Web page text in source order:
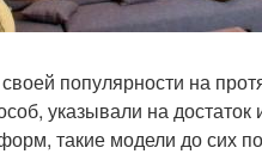
популярности на
указывали на
такие модели до сих